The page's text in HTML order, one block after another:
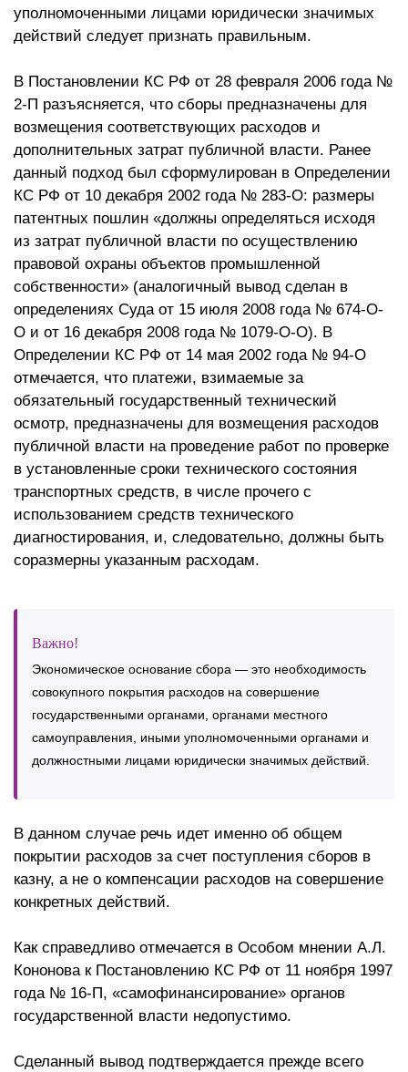
уполномоченными лицами юридически значимых
действий следует признать правильным.
В Постановлении КС РФ от 28 февраля 2006 года №
2-П разъясняется, что сборы предназначены для
возмещения соответствующих расходов и
дополнительных затрат публичной власти. Ранее
данный подход был сформулирован в Определении
КС РФ от 10 декабря 2002 года № 283-О: размеры
патентных пошлин «должны определяться исходя
из затрат публичной власти по осуществлению
правовой охраны объектов промышленной
собственности» (аналогичный вывод сделан в
определениях Суда от 15 июля 2008 года № 674-О-
О и от 16 декабря 2008 года № 1079-О-О). В
Определении КС РФ от 14 мая 2002 года № 94-О
отмечается, что платежи, взимаемые за
обязательный государственный технический
осмотр, предназначены для возмещения расходов
публичной власти на проведение работ по проверке
в установленные сроки технического состояния
транспортных средств, в числе прочего с
использованием средств технического
диагностирования, и, следовательно, должны быть
соразмерны указанным расходам.
Важно!
Экономическое основание сбора — это необходимость
совокупного покрытия расходов на совершение
государственными органами, органами местного
самоуправления, иными уполномоченными органами и
должностными лицами юридически значимых действий.
В данном случае речь идет именно об общем
покрытии расходов за счет поступления сборов в
казну, а не о компенсации расходов на совершение
конкретных действий.
Как справедливо отмечается в Особом мнении А.Л.
Кононова к Постановлению КС РФ от 11 ноября 1997
года № 16-П, «самофинансирование» органов
государственной власти недопустимо.
Сделанный вывод подтверждается прежде всего